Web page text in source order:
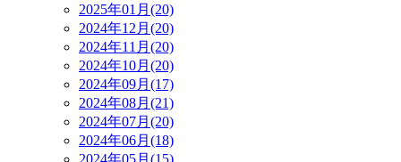
2025年01月(20)
2024年12月(20)
2024年11月(20)
2024年10月(20)
2024年09月(17)
2024年08月(21)
2024年07月(20)
2024年06月(18)
2024年05月(15)